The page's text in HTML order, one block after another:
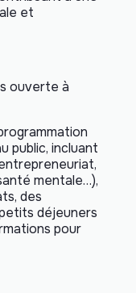
et
ouverte à
public, incluant
mentale…),
des
déjeuners
pour